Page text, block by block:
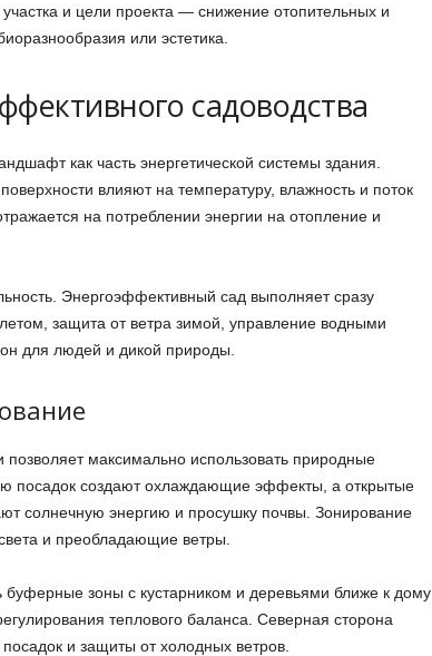
и цели проекта — снижение отопительных и
или эстетика.
садоводства
как часть энергетической системы здания.
влияют на температуру, влажность и поток
на потреблении энергии на отопление и
Энергоэффективный сад выполняет сразу
защита от ветра зимой, управление водными
для людей и дикой природы.
максимально использовать природные
посадок создают охлаждающие эффекты, а открытые
солнечную энергию и просушку почвы. Зонирование
и преобладающие ветры.
зоны с кустарником и деревьями ближе к дому
теплового баланса. Северная сторона
и защиты от холодных ветров.